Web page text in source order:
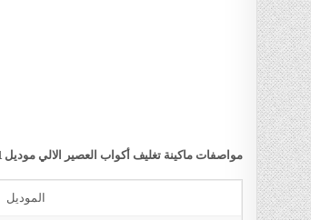
مواصفات ماكينةتغليف أكواب العصير الاليموديل 701 ماركة مهندس منسي
الموديل